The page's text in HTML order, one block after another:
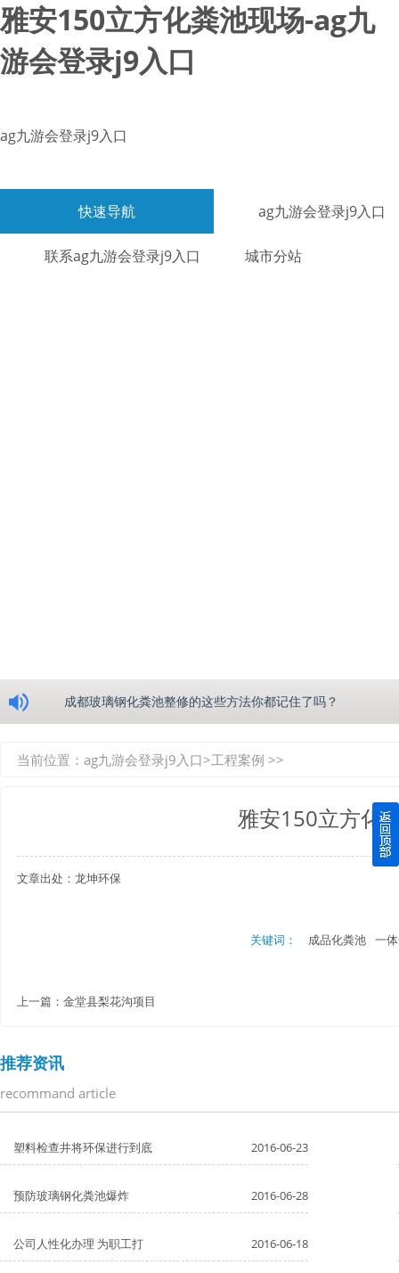
雅安150立方化粪池现场-ag九
游会登录j9入口
ag九游会登录j9入口
快速导航 ag九游会登录j9入口
联系ag九游会登录j9入口 城市分站
成都玻璃钢化粪池整修的这些方法你都记住了吗？
四川玻璃钢化粪池逐渐取代传统玻璃钢化粪池的这几点原因
关于重庆玻璃钢化粪池的这些基础知识你都记住了吗？
使用成都玻璃钢化粪池的七大好处你都记住了吗？
当前位置： ag九游会登录j9入口>工程案例 >>
雅安150立方化
文章出处：龙坤环保
关键词： 成品化粪池 一
上一篇： 金堂县梨花沟项目
推荐资讯
recommand article
塑料检查井将环保进行到底 2016-06-23
预防玻璃钢化粪池爆炸 2016-06-28
公司人性化办理 为职工打 2016-06-18